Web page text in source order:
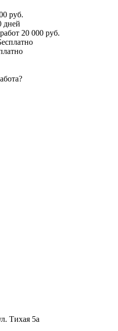
руб.
дней
20 000 руб.
Тихая 5а